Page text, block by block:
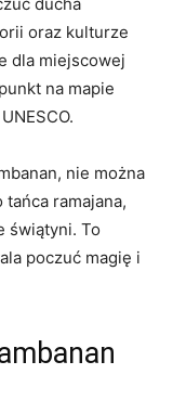
oraz kulturze
dla miejscowej
na mapie
nie można
ramajana,
świątyni. To
poczuć magię i